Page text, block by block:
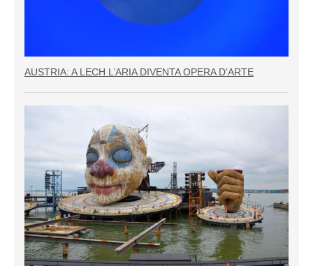
AUSTRIA: A LECH L’ARIA DIVENTA OPERA D’ARTE